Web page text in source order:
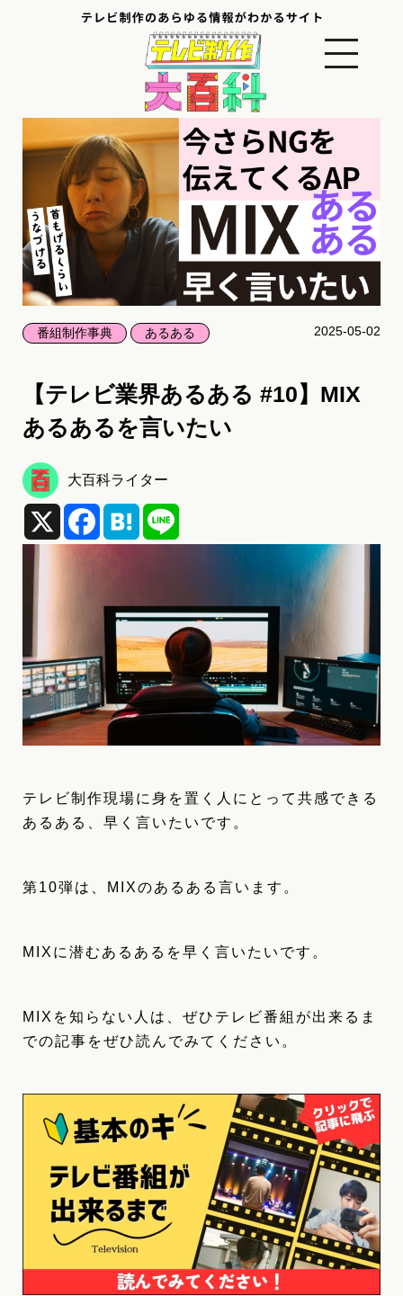
番組制作事典 あるある 2025-05-02
【テレビ業界あるある #10】MIX
あるあるを言いたい
大百科ライター
X FacebookHatena
テレビ制作現場に身を置く人にとって共感できる
あるある、早く言いたいです。
第10弾は、MIXのあるある言います。
MIXに潜むあるあるを早く言いたいです。
MIXを知らない人は、ぜひテレビ番組が出来るま
での記事をぜひ読んでみてください。